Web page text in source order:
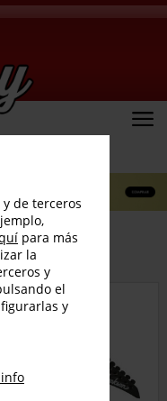
RRXT
de terceros
para más
la
y
el
y